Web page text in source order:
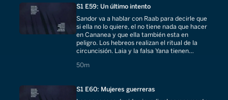
S1 E59: Un último intento
Sandor va a hablar con Raab para decirle que
si ella no lo quiere, el no tiene nada que hacer
en Cananea y que ella también esta en
peligro. Los hebreos realizan el ritual de la
circuncisión. Laia y la falsa Yana tienen
50m
50 minutes
S1 E60: Mujeres guerreras